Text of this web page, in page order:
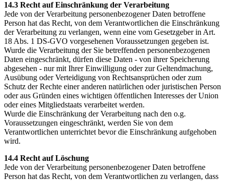
14.3 Recht auf Einschränkung der Verarbeitung
Jede von der Verarbeitung personenbezogener Daten betroffene
Person hat das Recht, von dem Verantwortlichen die Einschränkung
der Verarbeitung zu verlangen, wenn eine vom Gesetzgeber in Art.
18 Abs. 1 DS-GVO vorgesehenen Voraussetzungen gegeben ist.
Wurde die Verarbeitung der Sie betreffenden personenbezogenen
Daten eingeschränkt, dürfen diese Daten - von ihrer Speicherung
abgesehen - nur mit Ihrer Einwilligung oder zur Geltendmachung,
Ausübung oder Verteidigung von Rechtsansprüchen oder zum
Schutz der Rechte einer anderen natürlichen oder juristischen Person
oder aus Gründen eines wichtigen öffentlichen Interesses der Union
oder eines Mitgliedstaats verarbeitet werden.
Wurde die Einschränkung der Verarbeitung nach den o.g.
Voraussetzungen eingeschränkt, werden Sie von dem
Verantwortlichen unterrichtet bevor die Einschränkung aufgehoben
wird.
14.4 Recht auf Löschung
Jede von der Verarbeitung personenbezogener Daten betroffene
Person hat das Recht, von dem Verantwortlichen zu verlangen, dass